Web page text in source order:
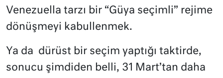
Venezuella tarzı bir “Güya seçimli” rejime
dönüşmeyi kabullenmek.
Ya da dürüst bir seçim yaptığı taktirde,
sonucu şimdiden belli, 31 Mart’tan daha